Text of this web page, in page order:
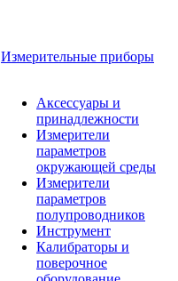
Измерительные приборы
Аксессуары и
принадлежности
Измерители
параметров
окружающей среды
Измерители
параметров
полупроводников
Инструмент
Калибраторы и
поверочное